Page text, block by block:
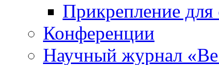
Прикрепление для
Конференции
Научный журнал